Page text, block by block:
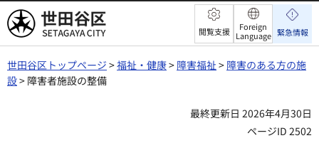
世田谷区 閲覧支援
Foreign
Language 緊急情報
世田谷区トップページ >福祉・健康> 障害福祉 > 障害のある方の施
設> 障害者施設の整備
最終更新日 2026年4月30日
ページID 2502